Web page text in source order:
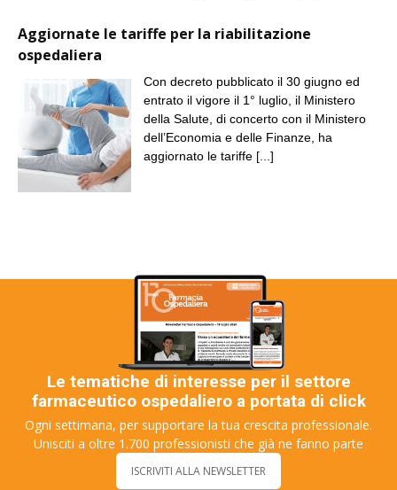
Aggiornate le tariffe per la riabilitazione
ospedaliera
Con decreto pubblicato il 30 giugno ed
entrato il vigore il 1° luglio, il Ministero
della Salute, di concerto con il Ministero
dell’Economia e delle Finanze, ha
aggiornato le tariffe [...]
Le tematiche di interesse per il settore
farmaceutico ospedaliero a portata di click
Ogni settimana, per supportare la tua crescita professionale.
Unisciti a oltre 1.700 professionisti che già ne fanno parte
ISCRIVITI ALLA NEWSLETTER